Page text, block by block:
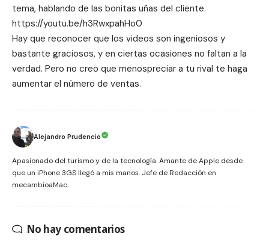
tema, hablando de las bonitas uñas del cliente.
https://youtu.be/h3RwxpahHo0
Hay que reconocer que los videos son ingeniosos y
bastante graciosos, y en ciertas ocasiones no faltan a la
verdad. Pero no creo que menospreciar a tu rival te haga
aumentar el número de ventas.
Alejandro Prudencio
Apasionado del turismo y de la tecnología. Amante de Apple desde
que un iPhone 3GS llegó a mis manos. Jefe de Redacción en
mecambioaMac.
No hay comentarios